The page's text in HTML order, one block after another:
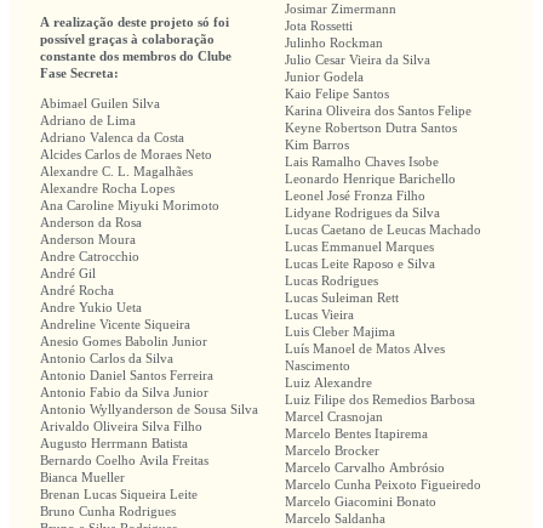
A realização deste projeto só foi
possível graças à colaboração
constante dos membros do Clube
Fase Secreta:
Abimael Guilen Silva
Adriano de Lima
Adriano Valenca da Costa
Alcides Carlos de Moraes Neto
Alexandre C. L. Magalhães
Alexandre Rocha Lopes
Ana Caroline Miyuki Morimoto
Anderson da Rosa
Anderson Moura
Andre Catrocchio
André Gil
André Rocha
Andre Yukio Ueta
Andreline Vicente Siqueira
Anesio Gomes Babolin Junior
Antonio Carlos da Silva
Antonio Daniel Santos Ferreira
Antonio Fabio da Silva Junior
Antonio Wyllyanderson de Sousa Silva
Arivaldo Oliveira Silva Filho
Augusto Herrmann Batista
Bernardo Coelho Avila Freitas
Bianca Mueller
Brenan Lucas Siqueira Leite
Bruno Cunha Rodrigues
Josimar Zimermann
Jota Rossetti
Julinho Rockman
Julio Cesar Vieira da Silva
Junior Godela
Kaio Felipe Santos
Karina Oliveira dos Santos Felipe
Keyne Robertson Dutra Santos
Kim Barros
Lais Ramalho Chaves Isobe
Leonardo Henrique Barichello
Leonel José Fronza Filho
Lidyane Rodrigues da Silva
Lucas Caetano de Leucas Machado
Lucas Emmanuel Marques
Lucas Leite Raposo e Silva
Lucas Rodrigues
Lucas Suleiman Rett
Lucas Vieira
Luis Cleber Majima
Luís Manoel de Matos Alves
Nascimento
Luiz Alexandre
Luiz Filipe dos Remedios Barbosa
Marcel Crasnojan
Marcelo Bentes Itapirema
Marcelo Brocker
Marcelo Carvalho Ambrósio
Marcelo Cunha Peixoto Figueiredo
Marcelo Giacomini Bonato
Marcelo Saldanha